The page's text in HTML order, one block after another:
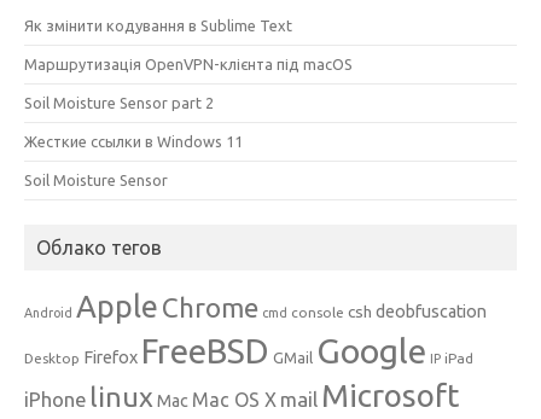
Як змінити кодування в Sublime Text
Маршрутизація OpenVPN-клієнта під macOS
Soil Moisture Sensor part 2
Жесткие ссылки в Windows 11
Soil Moisture Sensor
Облако тегов
Android Apple Chrome cmd console csh deobfuscation
Desktop Firefox FreeBSD GMail Google IP iPad
iPhone linux Mac Mac OS X mail Microsoft